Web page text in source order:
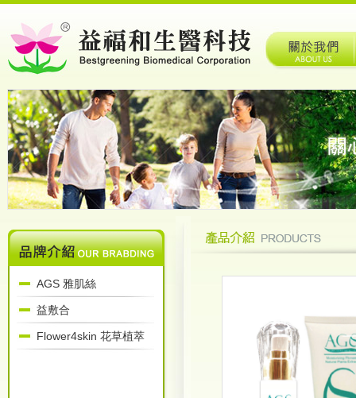
AGS 雅肌絲
益敷合
Flower4skin 花草植萃